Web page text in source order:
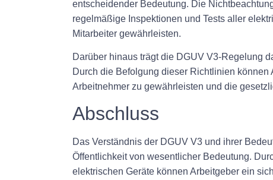
entscheidender Bedeutung. Die
regelmäßige Inspektionen und Tests aller
Mitarbeiter gewährleisten.
Darüber hinaus trägt die DGUV V3-Regelung
Durch die Befolgung dieser Richtlinien
Arbeitnehmer zu gewährleisten und die
Abschluss
Das Verständnis der DGUV V3 und ihrer
Öffentlichkeit von wesentlicher Bedeutung.
elektrischen Geräte können Arbeitgeber ein